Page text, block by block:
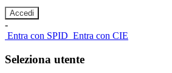
-
Entra con SPID Entra con CIE
Seleziona utente